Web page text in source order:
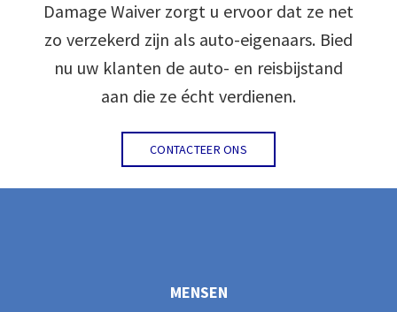
Damage Waiver zorgt u ervoor dat ze net
zo verzekerd zijn als auto-eigenaars. Bied
nu uw klanten de auto- en reisbijstand
aan die ze écht verdienen.
CONTACTEER ONS
MENSEN